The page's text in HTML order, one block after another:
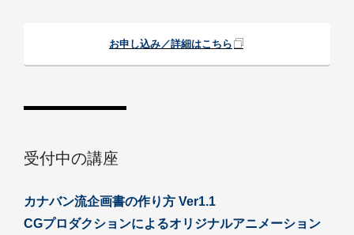
お申し込み／詳細はこちら
受付中の講座
カナバン流企画書の作り方 Ver1.1
CGプロダクションによるオリジナルアニメーション